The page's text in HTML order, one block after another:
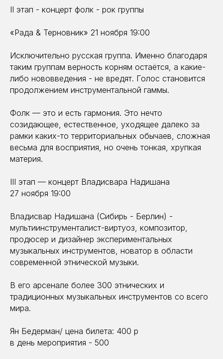
II этап - концерт фолк - рок группы
«Рада & Терновник» 21 ноября 19:00
Исключительно русская группа. Именно благодаря
таким группам верность корням остаётся, а какие-
либо нововведения - не вредят. Голос становится
продолжением инструментальной гаммы.
Фолк — это и есть гармония. Это нечто
созидающее, естественное, уходящее далеко за
рамки каких-то территориальных обычаев, сложная
весьма для восприятия, но очень тонкая, хрупкая
материя.
III этап — концерт Владисвара Надишана
27 ноября 19:00
Владисвар Надишана (Сибирь - Берлин) -
мультиинструменталист-виртуоз, композитор,
продюсер и дизайнер экспериментальных
музыкальных инструментов, новатор в области
современной этнической музыки.
В его арсенале более 300 этнических и
традиционных музыкальных инструментов со всего
мира.
Ян Бедерман/ цена билета: 400 р
в день мероприятия - 500